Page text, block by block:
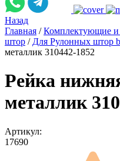
Назад
Главная / Комплектующие и
штор / Для Рулонных штор
металлик 310442-1852
Рейка
металлик
Артикул:
17690